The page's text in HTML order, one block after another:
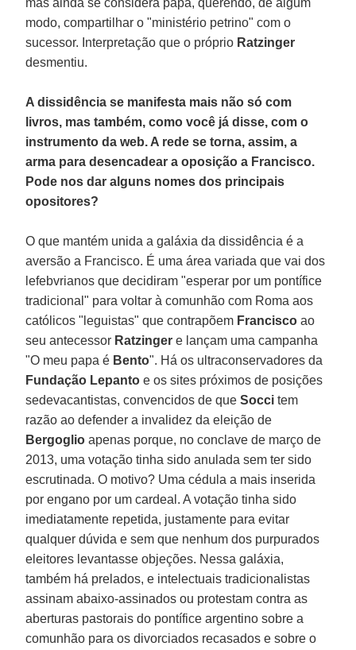
modo, compartilhar o "ministério petrino" com o
sucessor. Interpretação que o próprio Ratzinger
desmentiu.
A dissidência se manifesta mais não só com
livros, mas também, como você já disse, com o
instrumento da web. A rede se torna, assim, a
arma para desencadear a oposição a Francisco.
Pode nos dar alguns nomes dos principais
opositores?
O que mantém unida a galáxia da dissidência é a
aversão a Francisco. É uma área variada que vai dos
lefebvrianos que decidiram "esperar por um pontífice
tradicional" para voltar à comunhão com Roma aos
católicos "leguistas" que contrapõem Francisco ao
seu antecessor Ratzinger e lançam uma campanha
"O meu papa é Bento". Há os ultraconservadores da
Fundação Lepanto e os sites próximos de posições
sedevacantistas, convencidos de queSocci tem
razão ao defender a invalidez da eleição de
Bergoglio apenas porque, no conclave de março de
2013, uma votação tinha sido anulada sem ter sido
escrutinada. O motivo? Uma cédula a mais inserida
por engano por um cardeal. A votação tinha sido
imediatamente repetida, justamente para evitar
qualquer dúvida e sem que nenhum dos purpurados
eleitores levantasse objeções. Nessa galáxia,
também há prelados, e intelectuais tradicionalistas
assinam abaixo-assinados ou protestam contra as
aberturas pastorais do pontífice argentino sobre a
comunhão para os divorciados recasados e sobre o